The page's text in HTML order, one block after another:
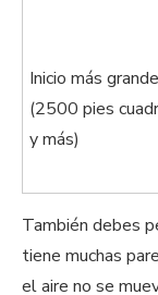
Inicio más
(2500 pies
y más)
También debes
tiene muchas
el aire no se